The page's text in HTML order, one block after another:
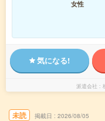
女性
気になる!
派遣会社
未読 掲載日 2026/08/05